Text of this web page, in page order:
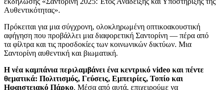
Αυθεντικότητας».
Πρόκειται για μια σύγχρονη, ολοκληρωμένη οπτικοακουστική
αφήγηση που προβάλλει μια διαφορετική Σαντορίνη — πέρα από
τα φίλτρα και τις προσδοκίες των κοινωνικών δικτύων. Μια
Σαντορίνη αυθεντική και βιωματική.
Η νέα καμπάνια περιλαμβάνει ένα κεντρικό video και πέντε
θεματικά: Πολιτισμός, Γεύσεις, Εμπειρίες, Τοπίο και
Ηφαιστειακό Πάρκο. Μέσα από αυτά, επιχειρούμε να